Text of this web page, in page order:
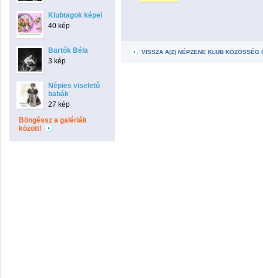
Klubtagok képei
40 kép
Bartók Béla
3 kép
Népies viseletű
babák
27 kép
Böngéssz a galériák
között!
VISSZA A(Z) NÉPZENE KLUB KÖZÖSSÉG